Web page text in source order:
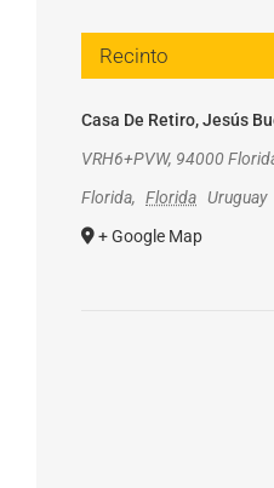
Recinto
Casa De Retiro, Jesús
VRH6+PVW, 94000
Florida, Florida Uruguay
+ Google Map